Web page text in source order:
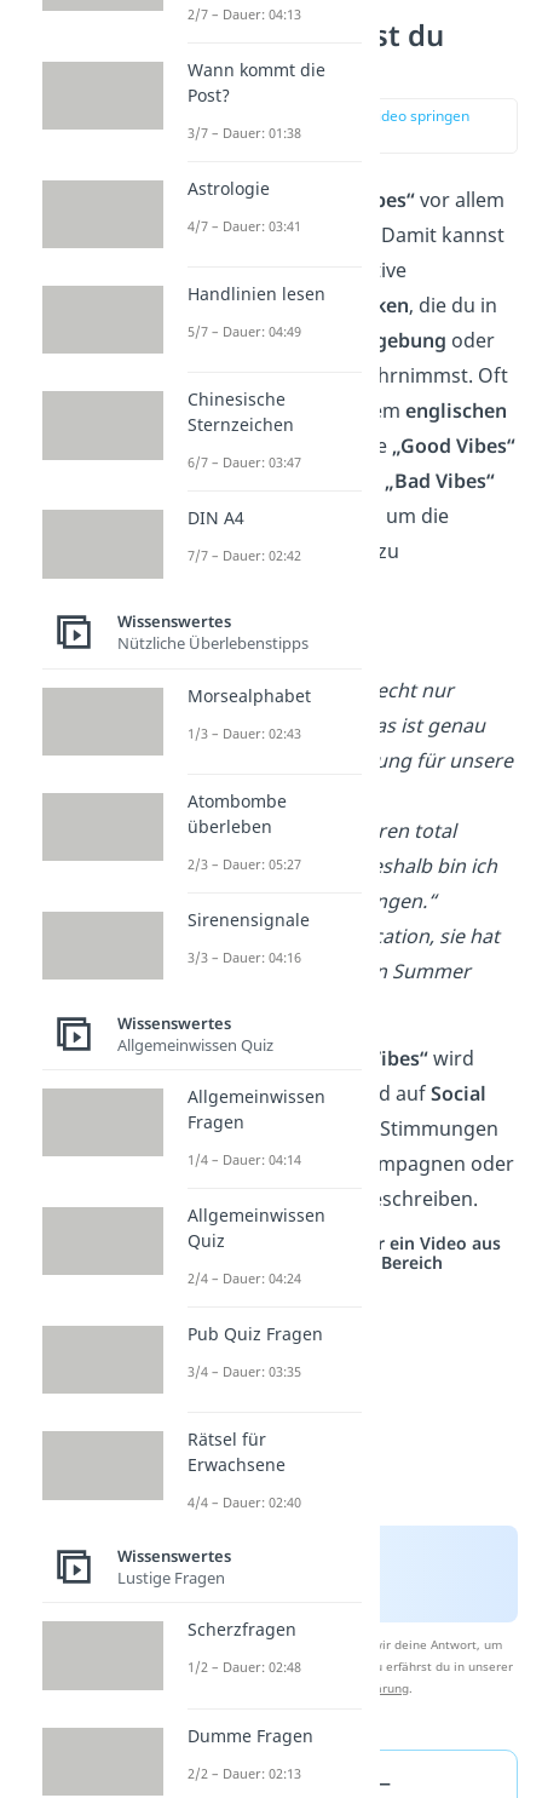
Wie verwendest du
„Vibes“?
zur Stelle im Video springen
(00:46)
Du nutzt das Wort „Vibes“vor allem
in derJugendsprache
. Damit kannst
du positive oder negative
Stimmungen ausdrücken, die du in
einer bestimmten
Umgebung oder
wahrnimmst. Oft
wird das Wort mit einemenglischen
kombiniert, wie „Good Vibes“
„Bad Vibes“
(schlechte Stimmung), um die
Atmosphäregenauer zu
Beispiel:
„Heute herrschen echt nur
positive Vibes — das ist genau
die richtige Stimmung für unsere
Party!“
„In der Gruppe waren total
schlechte Vibes, deshalb bin ich
lieber früher gegangen.“
„Ich liebe diese Location, sie hat
einen total chilligen Summer
Übrigens:Das Wort „Vibes“wird
auch imMarketing und aufSocial
Mediaverwendet, um Stimmungen
in Beiträgen, Werbekampagnen oder
zu beschreiben.
Studyflix vernetzt: Hier ein Video aus
einem anderen Bereich
Nach Beantwortung speichern wir deine Antwort, um
Studyflix zu verbessern. Mehr dazu erfährst du in unserer
Datenschutzerklärung.
Vibes Bedeutung —
2/7 – Dauer: 04:13
Wann kommt die
Post?
3/7 – Dauer: 01:38
Astrologie
4/7 – Dauer: 03:41
Handlinien lesen
5/7 – Dauer: 04:49
Chinesische
Sternzeichen
6/7 – Dauer: 03:47
DIN A4
7/7 – Dauer: 02:42
Wissenswertes
Nützliche Überlebenstipps
Morsealphabet
1/3 – Dauer: 02:43
Atombombe
überleben
2/3 – Dauer: 05:27
Sirenensignale
3/3 – Dauer: 04:16
Wissenswertes
Allgemeinwissen Quiz
Allgemeinwissen
Fragen
1/4 – Dauer: 04:14
Allgemeinwissen
Quiz
2/4 – Dauer: 04:24
Pub Quiz Fragen
3/4 – Dauer: 03:35
Rätsel für
Erwachsene
4/4 – Dauer: 02:40
Wissenswertes
Lustige Fragen
Scherzfragen
1/2 – Dauer: 02:48
Dumme Fragen
2/2 – Dauer: 02:13